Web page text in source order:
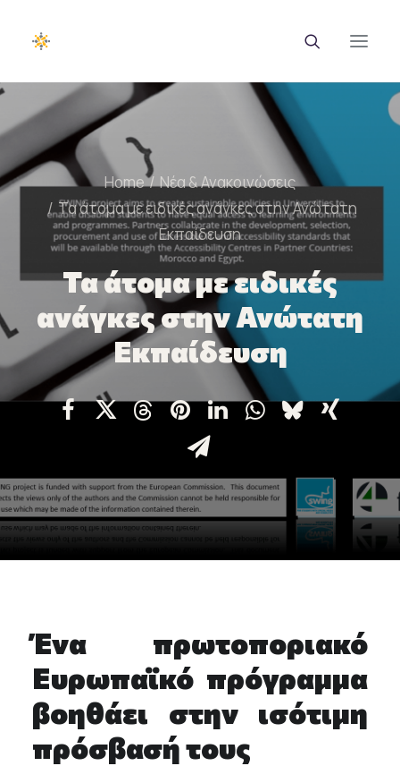
EUROTRAINING
ΣΑΕΚ
Σεμινάρια
Ευρωπαϊκά Προγράμματα
Εθνικά Προγράμματα
Voucher
Νέα & Ανακοινώσεις
Επικοινωνία
Ευκαιρίες Καριέρας
e-mathisi
Voucher
Home
Νέα & Ανακοινώσεις
Τα άτομα με ειδικές ανάγκες στην Ανώτατη
Εκπαίδευση
Τα άτομα με ειδικές
ανάγκες στην Ανώτατη
Εκπαίδευση
Ένα πρωτοποριακό
Ευρωπαϊκό πρόγραμμα
βοηθάει στην ισότιμη
πρόσβασή τους